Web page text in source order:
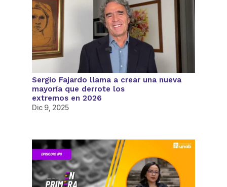
Sergio Fajardo llama a crear una nueva
mayoría que derrote los
extremos en 2026
Dic 9, 2025